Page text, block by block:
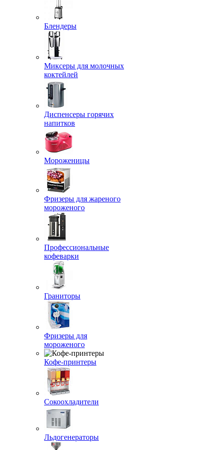
Блендеры
Миксеры для молочных
коктейлей
Диспенсеры горячих
напитков
Мороженицы
Фризеры для жареного
мороженого
Профессиональные
кофеварки
Граниторы
Фризеры для
мороженого
Кофе-принтеры
Сокоохладители
Льдогенераторы